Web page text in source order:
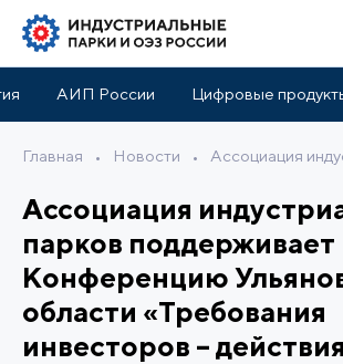
АИП России Цифровые
Главная • Новости •
Ассоциация
парков поддерживает
Конференцию
области «Требования
инвесторов –